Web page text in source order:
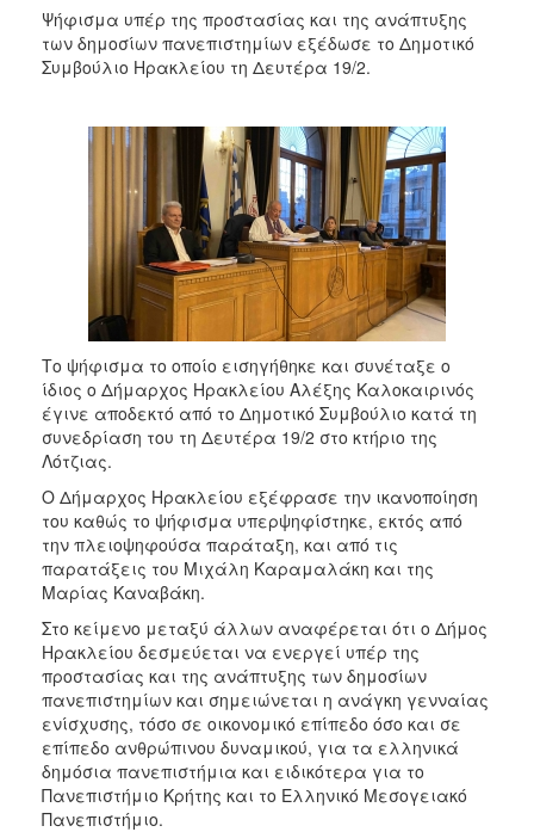
2020
2019
2017
2013
2011
2010
2006
ΤΟΠΟΣ
ΠΟΛΙΤΙΣΜΟΣ
ΑΝΘΕΚΤΙΚΗ
ΠΟΛΗ
Ψήφισμα υπέρ της προστασίας και της ανάπτυξης
των δημοσίων πανεπιστημίων εξέδωσε το Δημοτικό
Συμβούλιο Ηρακλείου τη Δευτέρα 19/2.
Το ψήφισμα το οποίο εισηγήθηκε και συνέταξε ο
ίδιος ο Δήμαρχος Ηρακλείου Αλέξης Καλοκαιρινός
έγινε αποδεκτό από το Δημοτικό Συμβούλιο κατά τη
συνεδρίαση του τη Δευτέρα 19/2 στο κτήριο της
Λότζιας.
Ο Δήμαρχος Ηρακλείου εξέφρασε την ικανοποίηση
του καθώς το ψήφισμα υπερψηφίστηκε, εκτός από
την πλειοψηφούσα παράταξη, και από τις
παρατάξεις του Μιχάλη Καραμαλάκη και της
Μαρίας Καναβάκη.
Στο κείμενο μεταξύ άλλων αναφέρεται ότι ο Δήμος
Ηρακλείου δεσμεύεται να ενεργεί υπέρ της
προστασίας και της ανάπτυξης των δημοσίων
πανεπιστημίων και σημειώνεται η ανάγκη γενναίας
ενίσχυσης, τόσο σε οικονομικό επίπεδο όσο και σε
επίπεδο ανθρώπινου δυναμικού, για τα ελληνικά
δημόσια πανεπιστήμια και ειδικότερα για το
Πανεπιστήμιο Κρήτης και το Ελληνικό Μεσογειακό
Πανεπιστήμιο.